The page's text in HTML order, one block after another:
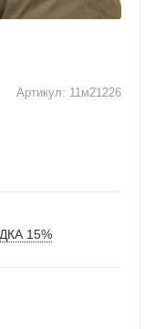
Артикул: 11м21226
15%